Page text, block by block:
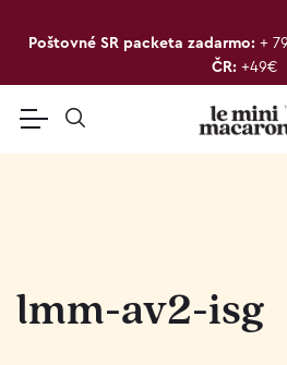
Poštovné SR packeta zadarmo: +
ČR: +49€
lmm-av2-isg